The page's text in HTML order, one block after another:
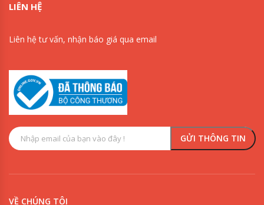
LIÊN HỆ
Liên hệ tư vấn, nhận báo giá qua email
VỀ CHÚNG TÔI